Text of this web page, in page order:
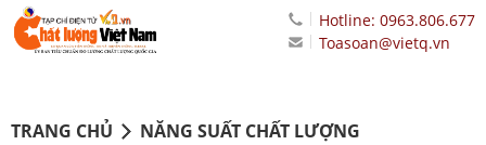
Hotline: 0963.806.677
Toasoan@vietq.vn
TRANG CHỦ NĂNG SUẤT CHẤT LƯỢNG